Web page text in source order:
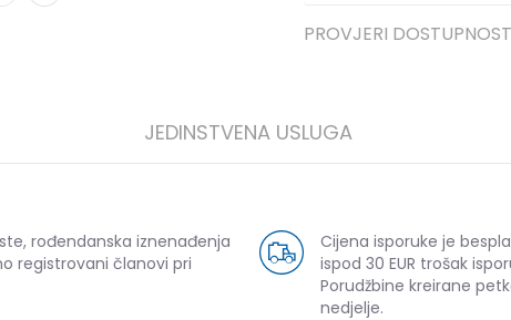
PROVJERI
JEDINSTVENA USLUGA
rođendanska iznenađenja
registrovani članovi pri
Cijena isporuke je
ispod 30 EUR trošak
Porudžbine kreirane
nedjelje.